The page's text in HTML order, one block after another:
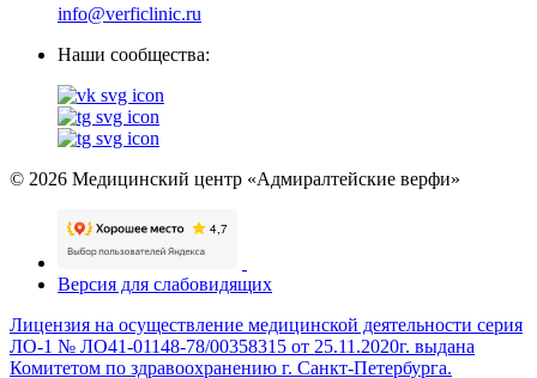
info@verficlinic.ru
Наши сообщества:
© 2026 Медицинский центр «Адмиралтейские верфи»
Версия для слабовидящих
Лицензия на осуществление медицинской деятельности серия
ЛО-1 № ЛО41-01148-78/00358315 от 25.11.2020г. выдана
Комитетом по здравоохранению г. Санкт-Петербурга.